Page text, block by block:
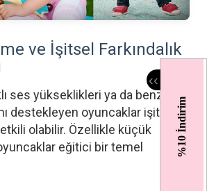
%10 İndirim
‹‹
ve İşitsel Farkındalık
ses yükseklikleri ya da benzer
destekleyen oyuncaklar işitsel
olabilir. Özellikle küçük
eğitici bir temel